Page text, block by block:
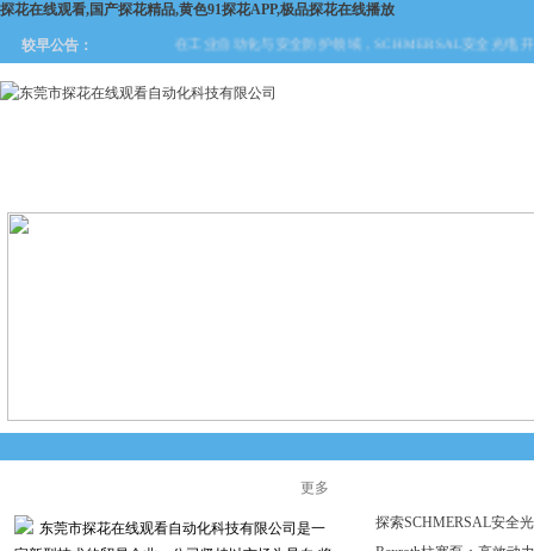
探花在线观看,国产探花精品,黄色91探花APP,极品探花在线播放
较早公告： 在工业自动化与安全防护领域，SCHMERSAL安全光电开
更多
东莞市探花在线观看自动化科技有限公司是一
探索SCHMERSAL安全